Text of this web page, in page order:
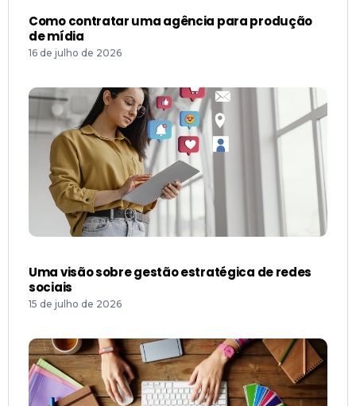
Como contratar uma agência para produção
de mídia
16 de julho de 2026
Uma visão sobre gestão estratégica de redes
sociais
15 de julho de 2026